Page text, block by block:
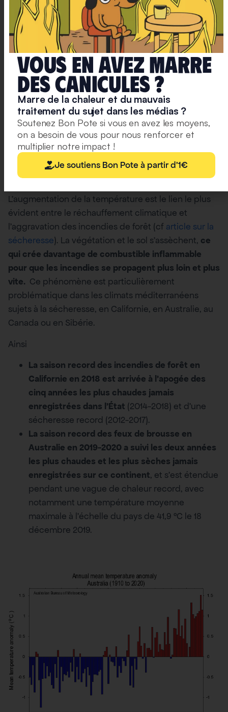
Pourquoi avons-nous des mégafeux ?
Des conditions météorologiques extrêmes
En analysant le lien entre risque météorologique et
feux extrêmes observés par satellite , des chercheurs
ont démontré que les feux ayant une intensité
extrême sont tous associés à des conditions
météorologiques extrêmes.
La sécheresse et l’augmentation des
températures
L’augmentation de la température est le lien le plus
évident entre le réchauffement climatique et
l’aggravation des incendies de forêt (cf article sur la
sécheresse). La végétation et le sol s’assèchent, ce
qui crée davantage de combustible inflammable
pour que les incendies se propagent plus loin et plus
vite. Ce phénomène est particulièrement
problématique dans les climats méditerranéens
sujets à la sécheresse, en Californie, en Australie, au
Canada ou en Sibérie.
Ainsi
La saison record des incendies de forêt en
Californie en 2018 est arrivée à l’apogée des
cinq années les plus chaudes jamais
enregistrées dans l’État (2014-2018) et d’une
sécheresse record (2012-2017).
La saison record des feux de brousse en
Australie en 2019-2020 a suivi les deux années
les plus chaudes et les plus sèches jamais
enregistrées sur ce continent, et s’est étendue
pendant une vague de chaleur record, avec
notamment une température moyenne
maximale à l’échelle du pays de 41,9 °C le 18
décembre 2019.
Vous en avez marre
deS caniculeS ?
Marre de la chaleur et du mauvais
traitement du sujet dans les médias ?
Soutenez Bon Pote si vous en avez les moyens,
on a besoin de vous pour nous renforcer et
multiplier notre impact !
Je soutiens Bon Pote à partir d'1€